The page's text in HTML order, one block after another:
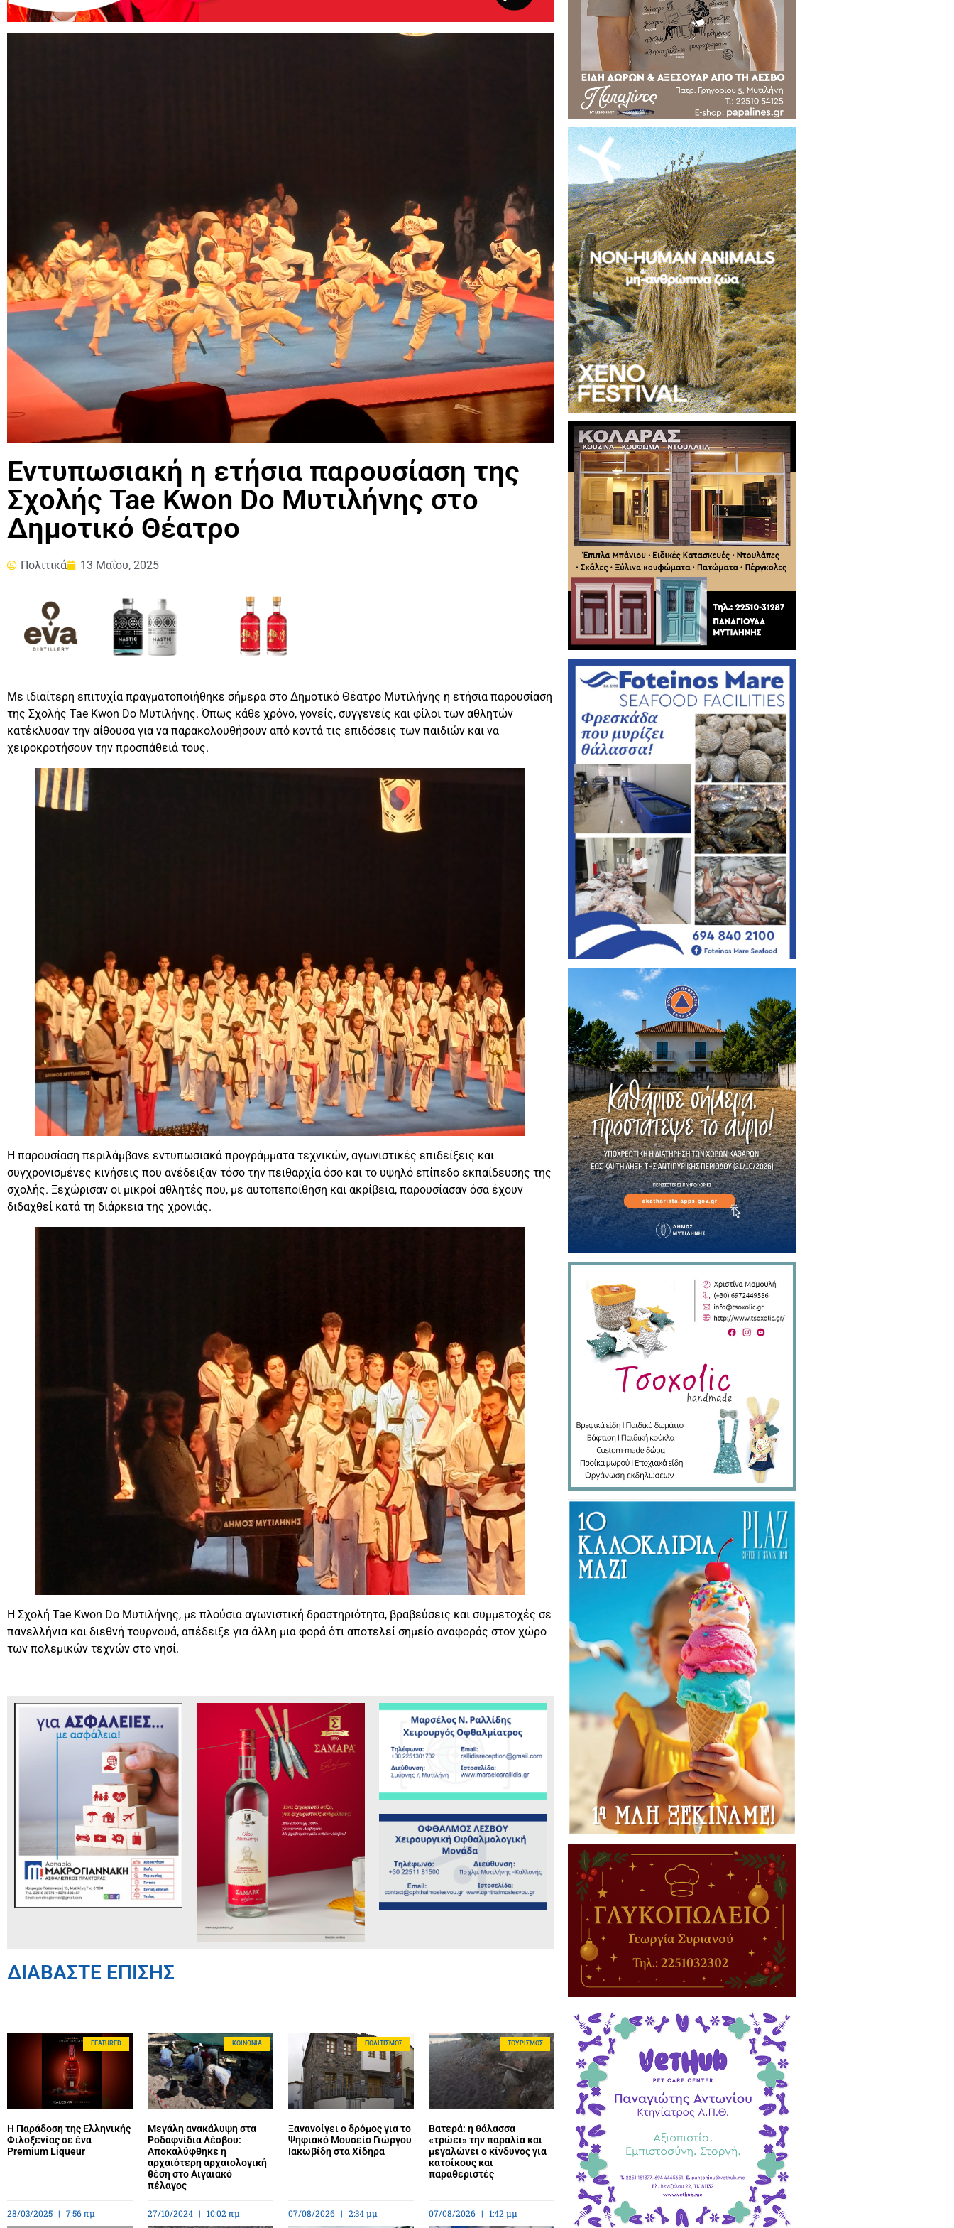
Εντυπωσιακή η ετήσια παρουσίαση της
Σχολής Tae Kwon Do Μυτιλήνης στο
Δημοτικό Θέατρο
Πολιτικά 13 Μαΐου, 2025
Με ιδιαίτερη επιτυχία πραγματοποιήθηκε σήμερα στο Δημοτικό Θέατρο Μυτιλήνης η ετήσια παρουσίαση
της Σχολής Tae Kwon Do Μυτιλήνης. Όπως κάθε χρόνο, γονείς, συγγενείς και φίλοι των αθλητών
κατέκλυσαν την αίθουσα για να παρακολουθήσουν από κοντά τις επιδόσεις των παιδιών και να
χειροκροτήσουν την προσπάθειά τους.
Η παρουσίαση περιλάμβανε εντυπωσιακά προγράμματα τεχνικών, αγωνιστικές επιδείξεις και
συγχρονισμένες κινήσεις που ανέδειξαν τόσο την πειθαρχία όσο και το υψηλό επίπεδο εκπαίδευσης της
σχολής. Ξεχώρισαν οι μικροί αθλητές που, με αυτοπεποίθηση και ακρίβεια, παρουσίασαν όσα έχουν
διδαχθεί κατά τη διάρκεια της χρονιάς.
Η Σχολή Tae Kwon Do Μυτιλήνης, με πλούσια αγωνιστική δραστηριότητα, βραβεύσεις και συμμετοχές σε
πανελλήνια και διεθνή τουρνουά, απέδειξε για άλλη μια φορά ότι αποτελεί σημείο αναφοράς στον χώρο
των πολεμικών τεχνών στο νησί.
ΔΙΑΒΑΣΤΕ ΕΠΙΣΗΣ
FEATURED
Η Παράδοση της Ελληνικής
Φιλοξενίας σε ένα
Premium Liqueur
28/03/2025 7:56 πμ
ΚΟΙΝΩΝΊΑ
Μεγάλη ανακάλυψη στα
Ροδαφνίδια Λέσβου:
Αποκαλύφθηκε η
αρχαιότερη αρχαιολογική
θέση στο Αιγαιακό
πέλαγος
27/10/2024 10:02 πμ
ΠΟΛΙΤΙΣΜΌΣ
Ξανανοίγει ο δρόμος για το
Ψηφιακό Μουσείο Γιώργου
Ιακωβίδη στα Χίδηρα
07/08/2026 2:34 μμ
ΤΟΥΡΙΣΜΌΣ
Βατερά: η θάλασσα
«τρώει» την παραλία και
μεγαλώνει ο κίνδυνος για
κατοίκους και
παραθεριστές
07/08/2026 1:42 μμ